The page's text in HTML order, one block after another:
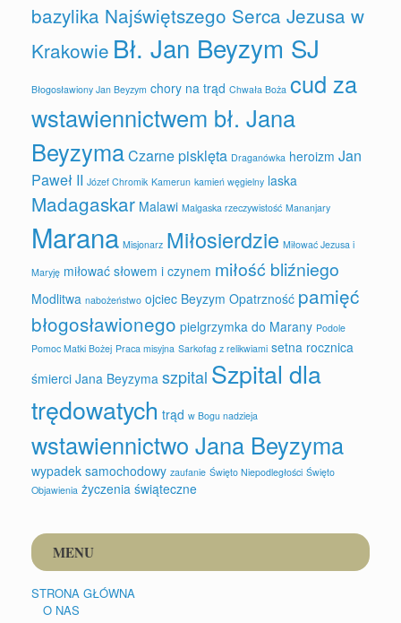
bazylika Najświętszego Serca Jezusa w
Krakowie Bł. Jan Beyzym SJ
Błogosławiony Jan Beyzym chory na trąd Chwała Boża cud za
wstawiennictwem bł. Jana
BeyzymaCzarne pisklęta Draganówka heroizm Jan
Paweł II Józef Chromik Kamerun kamień węgielny laska
Madagaskar Malawi Malgaska rzeczywistość Mananjary
Marana Misjonarz Miłosierdzie Miłować Jezusa i
Maryję miłować słowem i czynem miłość bliźniego
Modlitwa nabożeństwo ojciec Beyzym Opatrzność pamięć
błogosławionego pielgrzymka do Marany Podole
Pomoc Matki Bożej Praca misyjna Sarkofag z relikwiami setna rocznica
śmierci Jana Beyzyma szpital Szpital dla
trędowatych trąd w Bogu nadzieja
wstawiennictwo Jana Beyzyma
wypadek samochodowy zaufanie Święto Niepodległości Święto
Objawienia życzenia świąteczne
MENU
STRONA GŁÓWNA
O NAS